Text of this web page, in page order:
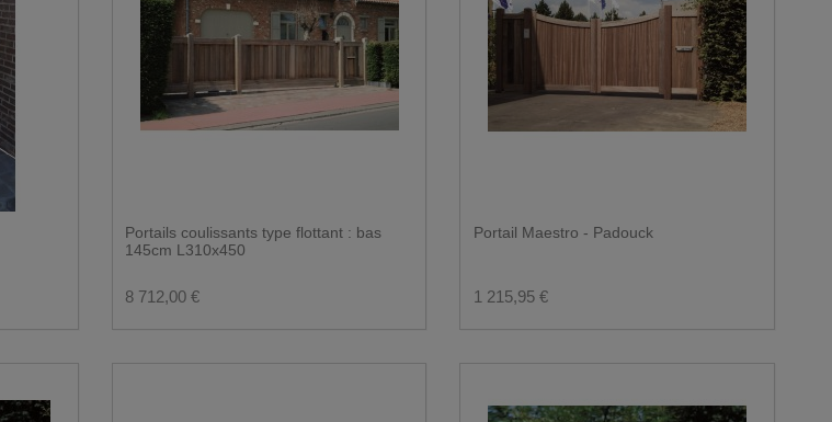
Portails coulissants type flottant : bas
145cm L310x450
8 712,00 €
Portail Maestro - Padouck
1 215,95 €